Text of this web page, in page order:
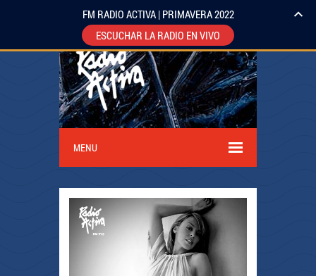
MENU
FM RADIO ACTIVA | PRIMAVERA 2022
ESCUCHAR LA RADIO EN VIVO